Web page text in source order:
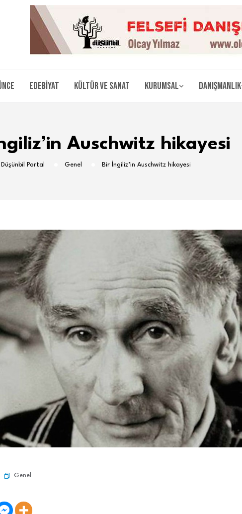
Edebiyat Kültür ve Sanat Kurumsal Danışmanlık
Auschwitz hikayesi
Düşünbil Portal Genel Bir İngiliz’in Auschwitz hikayesi
Genel